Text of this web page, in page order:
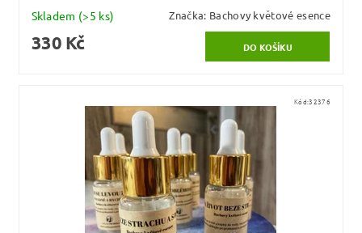
Skladem (>5 ks) Značka: Bachovy květové esence
330 Kč
Kód:32376